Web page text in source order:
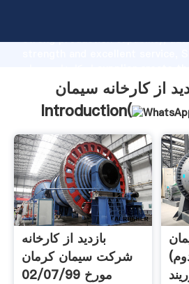
strong production capability,
values to all of customers.
از کارخانه سیمان
Introduction(
بازدید از کارخانه
شرکت سیمان کرمان
مورخ 02/07/99